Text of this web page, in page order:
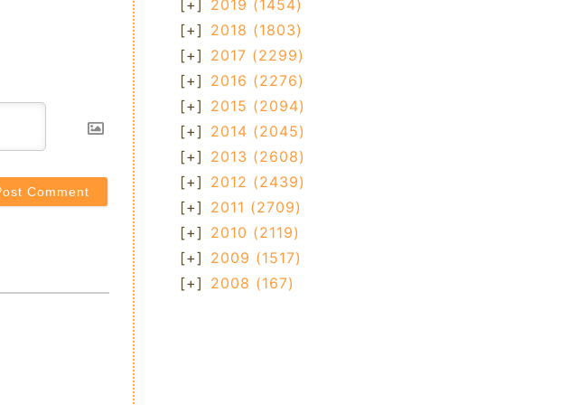
[+] 2019 (1454)
[+] 2018 (1803)
[+] 2017 (2299)
[+] 2016 (2276)
[+] 2015 (2094)
[+] 2014 (2045)
[+] 2013 (2608)
[+] 2012 (2439)
[+] 2011 (2709)
[+] 2010 (2119)
[+] 2009 (1517)
[+] 2008 (167)